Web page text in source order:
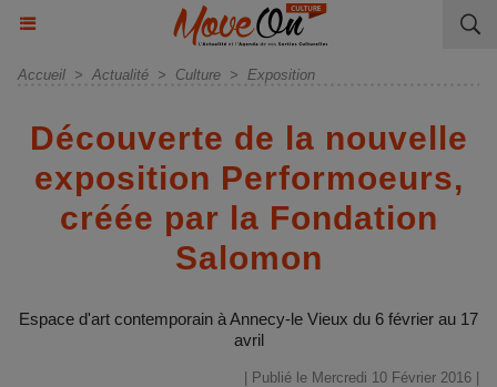
Accueil > Actualité > Culture > Exposition
Découverte de la nouvelle
exposition Performoeurs,
créée par la Fondation
Salomon
Espace d'art contemporain à Annecy-le Vieux du 6 février au 17
avril
| Publié le Mercredi 10 Février 2016 |